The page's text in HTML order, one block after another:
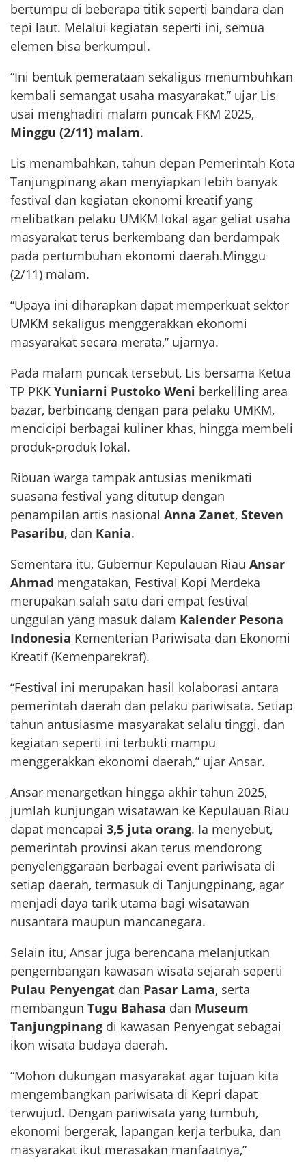
bertumpu di beberapa titik seperti bandara dan
tepi laut. Melalui kegiatan seperti ini, semua
elemen bisa berkumpul.
“Ini bentuk pemerataan sekaligus menumbuhkan
kembali semangat usaha masyarakat,” ujar Lis
usai menghadiri malam puncak FKM 2025,
Minggu (2/11) malam.
Lis menambahkan, tahun depan Pemerintah Kota
Tanjungpinang akan menyiapkan lebih banyak
festival dan kegiatan ekonomi kreatif yang
melibatkan pelaku UMKM lokal agar geliat usaha
masyarakat terus berkembang dan berdampak
pada pertumbuhan ekonomi daerah.Minggu
(2/11) malam.
“Upaya ini diharapkan dapat memperkuat sektor
UMKM sekaligus menggerakkan ekonomi
masyarakat secara merata,” ujarnya.
Pada malam puncak tersebut, Lis bersama Ketua
TP PKK Yuniarni Pustoko Weni berkeliling area
bazar, berbincang dengan para pelaku UMKM,
mencicipi berbagai kuliner khas, hingga membeli
produk-produk lokal.
Ribuan warga tampak antusias menikmati
suasana festival yang ditutup dengan
penampilan artis nasional Anna Zanet, Steven
Pasaribu, dan Kania.
Sementara itu, Gubernur Kepulauan Riau Ansar
Ahmad mengatakan, Festival Kopi Merdeka
merupakan salah satu dari empat festival
unggulan yang masuk dalam Kalender Pesona
Indonesia Kementerian Pariwisata dan Ekonomi
Kreatif (Kemenparekraf).
“Festival ini merupakan hasil kolaborasi antara
pemerintah daerah dan pelaku pariwisata. Setiap
tahun antusiasme masyarakat selalu tinggi, dan
kegiatan seperti ini terbukti mampu
menggerakkan ekonomi daerah,” ujar Ansar.
Ansar menargetkan hingga akhir tahun 2025,
jumlah kunjungan wisatawan ke Kepulauan Riau
dapat mencapai 3,5 juta orang. Ia menyebut,
pemerintah provinsi akan terus mendorong
penyelenggaraan berbagai event pariwisata di
setiap daerah, termasuk di Tanjungpinang, agar
menjadi daya tarik utama bagi wisatawan
nusantara maupun mancanegara.
Selain itu, Ansar juga berencana melanjutkan
pengembangan kawasan wisata sejarah seperti
Pulau Penyengat dan Pasar Lama, serta
membangun Tugu Bahasa dan Museum
Tanjungpinang di kawasan Penyengat sebagai
ikon wisata budaya daerah.
“Mohon dukungan masyarakat agar tujuan kita
mengembangkan pariwisata di Kepri dapat
terwujud. Dengan pariwisata yang tumbuh,
ekonomi bergerak, lapangan kerja terbuka, dan
masyarakat ikut merasakan manfaatnya,”